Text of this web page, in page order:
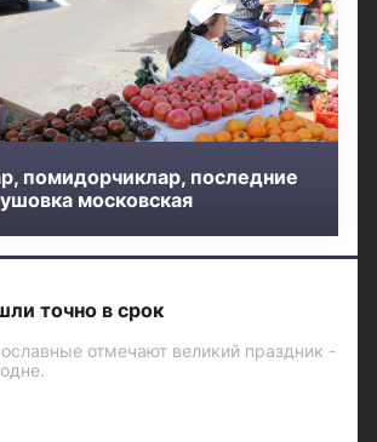
помидорчиклар, последние
московская
точно в срок
отмечают великий праздник -